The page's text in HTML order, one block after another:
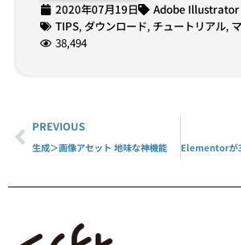
2020年07月19日
Adobe Illustrator
TIPS, ダウンロード, チュートリアル,
38,494
PREVIOUS
生成＞画像アセット 地味な神機能